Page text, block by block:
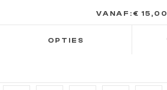
VANAF: € 15,00
OPTIES